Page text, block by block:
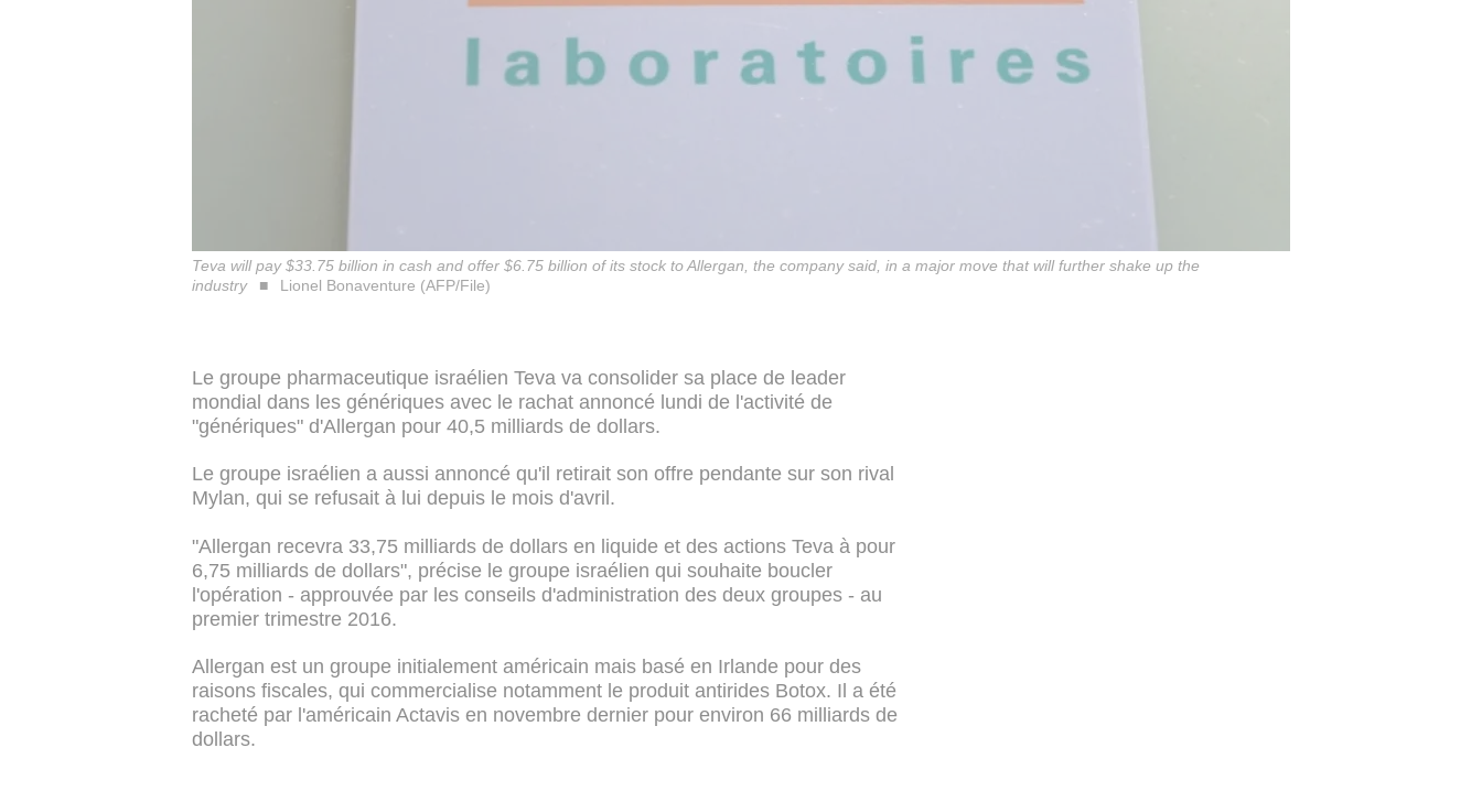
Teva will pay $33.75 billion in cash and offer $6.75 billion of its stock to Allergan, the company said, in a major move that will further shake up the
industry
Lionel Bonaventure (AFP/File)
Le groupe pharmaceutique israélien Teva va consolider sa place de leader
mondial dans les génériques avec le rachat annoncé lundi de l'activité de
"génériques" d'Allergan pour 40,5 milliards de dollars.
Le groupe israélien a aussi annoncé qu'il retirait son offre pendante sur son rival
Mylan, qui se refusait à lui depuis le mois d'avril.
"Allergan recevra 33,75 milliards de dollars en liquide et des actions Teva à pour
6,75 milliards de dollars", précise le groupe israélien qui souhaite boucler
l'opération - approuvée par les conseils d'administration des deux groupes - au
premier trimestre 2016.
Allergan est un groupe initialement américain mais basé en Irlande pour des
raisons fiscales, qui commercialise notamment le produit antirides Botox. Il a été
racheté par l'américain Actavis en novembre dernier pour environ 66 milliards de
dollars.